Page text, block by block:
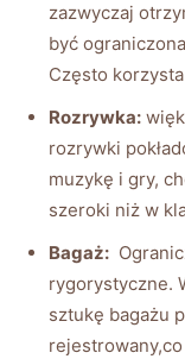
zazwyczaj
być
⁣Często
Rozrywka:
rozrywki
muzykę⁢ i gry,
szeroki niż‍ w​
Bagaż:
rygorystyczne.
sztukę bagażu